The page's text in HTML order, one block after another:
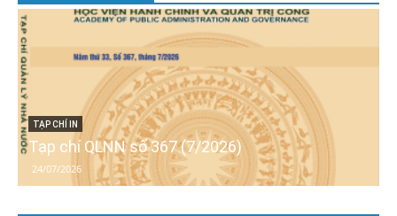
TẠP CHÍ IN
Tạp chí QLNN số 367 (7/2026)
24/07/2026